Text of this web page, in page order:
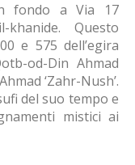
fondo a Via 17
Questo
e 575 dell’egira
od-Din Ahmad
‘Zahr-Nush’.
del suo tempo e
mistici ai